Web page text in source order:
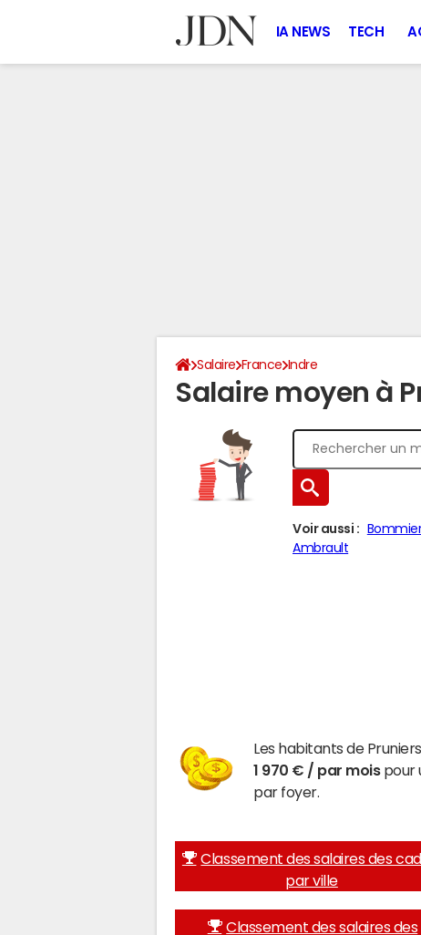
IA NEWS TECH
Salaire France Indre
Salaire moyen à
Voir aussi :
Ambrault
Les habitants de
1 970 € / par moispour
par foyer.
Classement des salaires des
par ville
Classement des salaires des